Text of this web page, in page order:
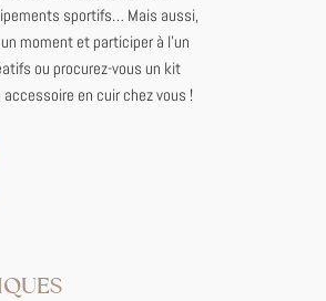
sportifs… Mais aussi,
moment et participer à l’un
ou procurez-vous un kit
accessoire en cuir chez vous !